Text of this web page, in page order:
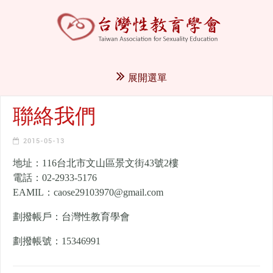
展開選單
聯絡我們
2015-05-13
地址：116台北市文山區景文街43號2樓
電話：02-2933-5176
EAMIL：caose29103970@gmail.com
劃撥帳戶：台灣性教育學會
劃撥帳號：15346991